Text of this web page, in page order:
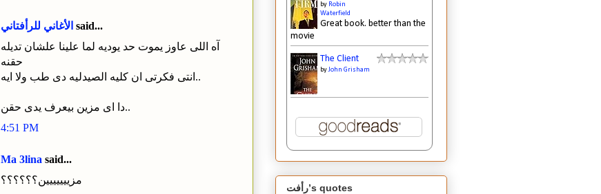
الأغاني للرأفتاني said...
آه اللى عاوز يموت حد يوديه لما علينا علشان تديله
حقنه
انتى فكرتى ان كليه الصيدليه دى طب ولا ايه..
دا اى مزين بيعرف يدى حقن..
4:51 PM
Ma 3lina said...
مزييييييين؟؟؟؟؟؟
by Robin
Waterfield
Great book. better than the
movie
The Client
byJohn Grisham
رأفت’s quotes